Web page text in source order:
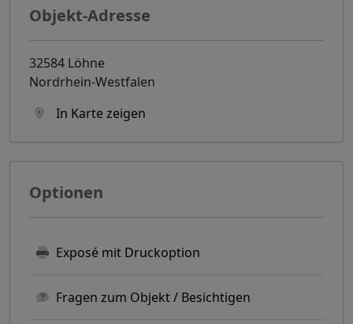
Objekt-Adresse
32584 Löhne
Nordrhein-Westfalen
In Karte zeigen
Optionen
Exposé mit Druckoption
Fragen zum Objekt / Besichtigen